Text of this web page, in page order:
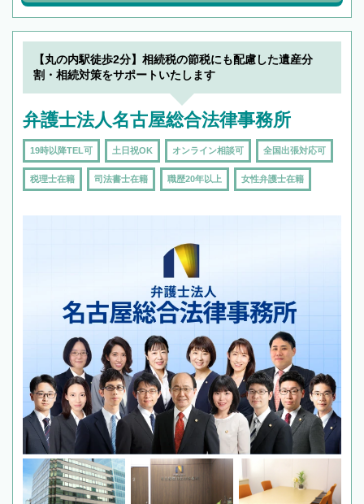
【丸の内駅徒歩2分】相続税の節税にも配慮した遺産分
割・相続対策をサポートいたします
弁護士法人名古屋総合法律事務所
19時以降TEL可 土日祝OK オンライン相談可 全国出張対応可
税理士在籍 司法書士在籍 職歴20年以上 女性弁護士在籍